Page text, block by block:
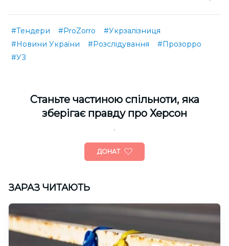
#Тендери #ProZorro
#Укрзалізниця
#Новини України
#Розслідування
#Прозорро
#УЗ
Cтаньте частиною спільноти, яка
зберігає правду про Херсон
ДОНАТ
ЗАРАЗ ЧИТАЮТЬ